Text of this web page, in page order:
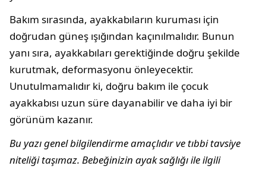
Bakım sırasında, ayakkabıların kuruması için
doğrudan güneş ışığından kaçınılmalıdır. Bunun
yanı sıra, ayakkabıları gerektiğinde doğru şekilde
kurutmak, deformasyonu önleyecektir.
Unutulmamalıdır ki, doğru bakım ile çocuk
ayakkabısı uzun süre dayanabilir ve daha iyi bir
görünüm kazanır.
Bu yazı genel bilgilendirme amaçlıdır ve tıbbi tavsiye
niteliği taşımaz. Bebeğinizin ayak sağlığı ile ilgili